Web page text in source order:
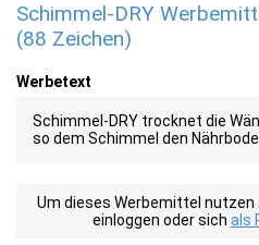
Schimmel-DRY
(88 Zeichen)
Werbetext
Schimmel-DRY trocknet die
so dem Schimmel den
Um dieses Werbemittel nutzen
einloggen oder sich als